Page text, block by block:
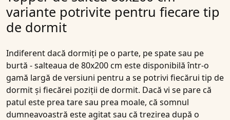
variante potrivite pentru fiecare tip
de dormit
Indiferent dacă dormiți pe o parte, pe spate sau pe
burtă - salteaua de 80x200 cm este disponibilă într-o
gamă largă de versiuni pentru a se potrivi fiecărui tip de
dormit și fiecărei poziții de dormit. Dacă vi se pare că
patul este prea tare sau prea moale, că somnul
dumneavoastră este agitat sau că trezirea după o